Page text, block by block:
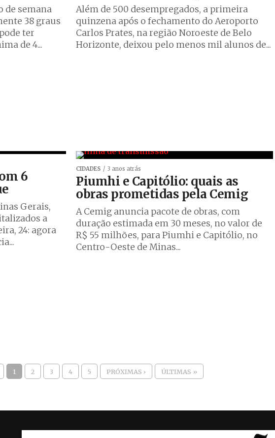
de semana
38 graus
ter
de 4...
Além de 500 desempregados, a primeira
quinzena após o fechamento do Aeroporto
Carlos Prates, na região Noroeste de Belo
Horizonte, deixou pelo menos mil alunos de...
6
Gerais,
a
24: agora
CIDADES 3 anos atrás
Piumhi e Capitólio: quais as
obras prometidas pela Cemig
A Cemig anuncia pacote de obras, com
duração estimada em 30 meses, no valor de
R$ 55 milhões, para Piumhi e Capitólio, no
Centro-Oeste de Minas...
1 2 3 4 5 PRÓXIMAS › ÚLTIMAS »